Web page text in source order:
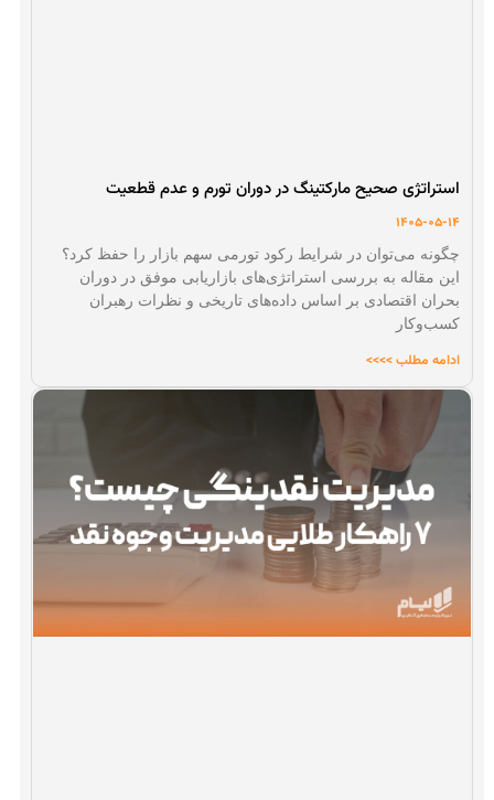
استراتژی صحیح مارکتینگ در دوران تورم و عدم قطعیت
1405-05-14
چگونه می‌توان در شرایط رکود تورمی سهم بازار را حفظ کرد؟
این مقاله به بررسی استراتژی‌های بازاریابی موفق در دوران
بحران اقتصادی بر اساس داده‌های تاریخی و نظرات رهبران
کسب‌وکار
ادامه مطلب >>>>